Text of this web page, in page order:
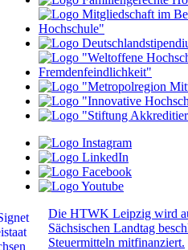
Die HTWK Leipzig wird
Sächsischen Landtag
Steuermitteln mitfinanziert.